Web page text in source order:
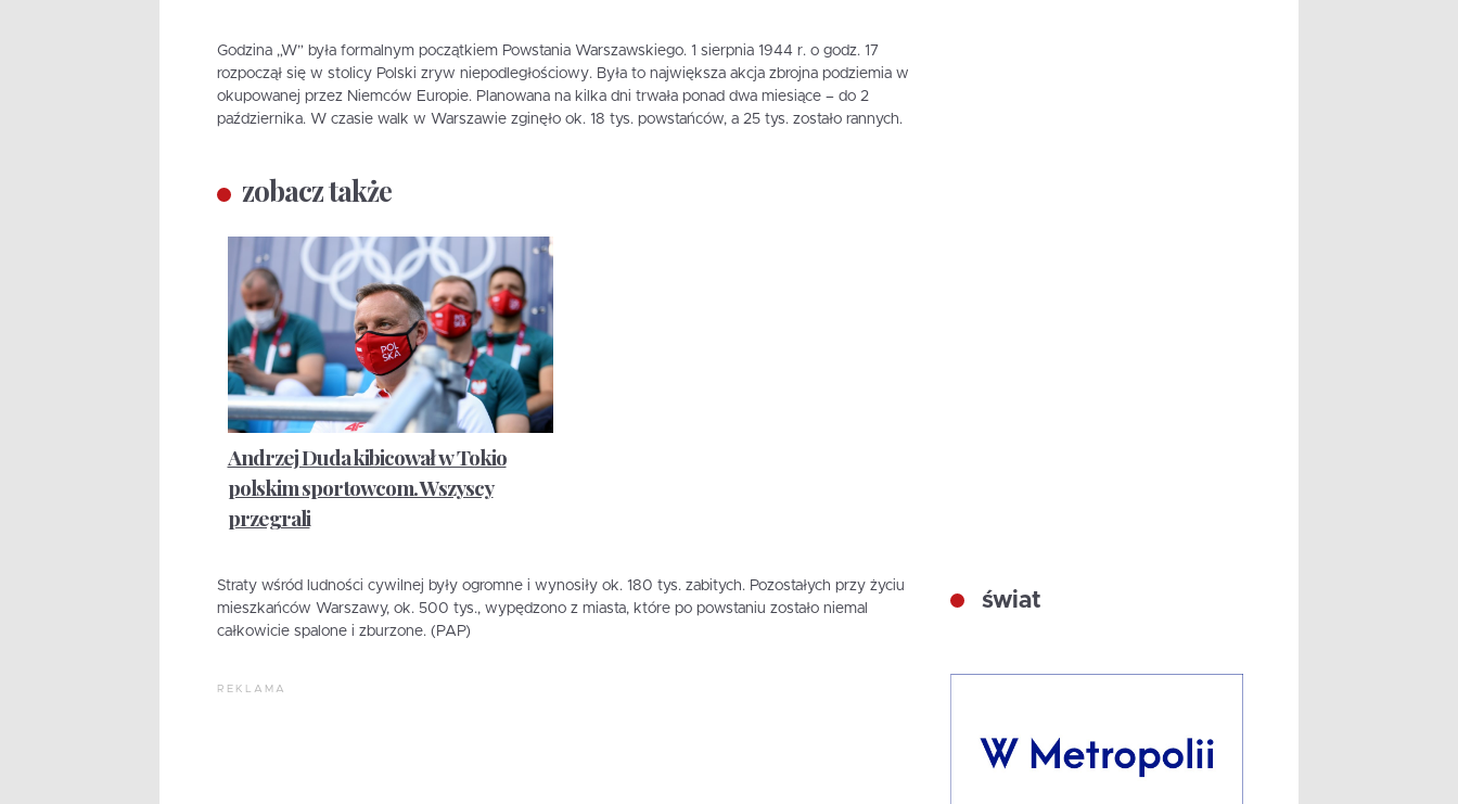
Godzina „W” była formalnym początkiem Powstania Warszawskiego. 1 sierpnia 1944 r. o godz. 17
rozpoczął się w stolicy Polski zryw niepodległościowy. Była to największa akcja zbrojna podziemia w
okupowanej przez Niemców Europie. Planowana na kilka dni trwała ponad dwa miesiące – do 2
października. W czasie walk w Warszawie zginęło ok. 18 tys. powstańców, a 25 tys. zostało rannych.
zobacz także
Andrzej Duda kibicował w Tokio
polskim sportowcom. Wszyscy
przegrali
Straty wśród ludności cywilnej były ogromne i wynosiły ok. 180 tys. zabitych. Pozostałych przy życiu
mieszkańców Warszawy, ok. 500 tys., wypędzono z miasta, które po powstaniu zostało niemal
całkowicie spalone i zburzone. (PAP)
REKLAMA
świat